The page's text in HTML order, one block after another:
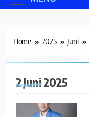
Home 2025 Juni
2 Juni 2025